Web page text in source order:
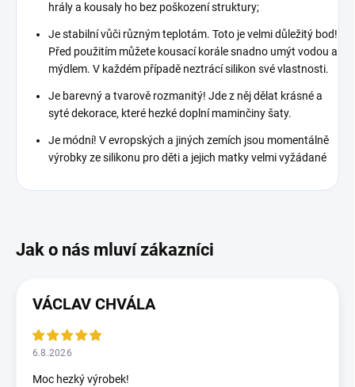
hrály a kousaly ho bez poškození struktury;
Je stabilní vůči různým teplotám. Toto je velmi důležitý bod!
Před použitím můžete kousací korále snadno umýt vodou a
mýdlem. V každém případě neztrácí silikon své vlastnosti.
Je barevný a tvarově rozmanitý! Jde z něj dělat krásné a
syté dekorace, které hezké doplní maminčiny šaty.
Je módní! V evropských a jiných zemích jsou momentálně
výrobky ze silikonu pro děti a jejich matky velmi vyžádané
VÁCLAV CHVÁLA
6.8.2026
Moc hezký výrobek!